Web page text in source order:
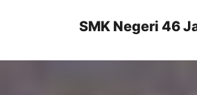
SMK Negeri 46